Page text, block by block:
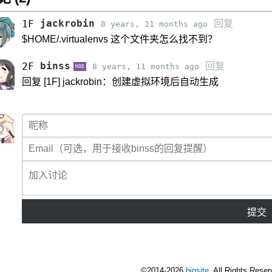
1F jackrobin 8 years, 11 months ago 回复
$HOME/.virtualenvs 这个文件夹怎么找不到？
2F binss MOD 8 years, 11 months ago 回复
回复 [1F] jackrobin：创建虚拟环境后自动生成
提交